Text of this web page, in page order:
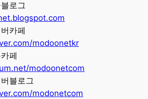
로그
카페
modoonetkr
페
modoonetcom
블로그
modonetcom